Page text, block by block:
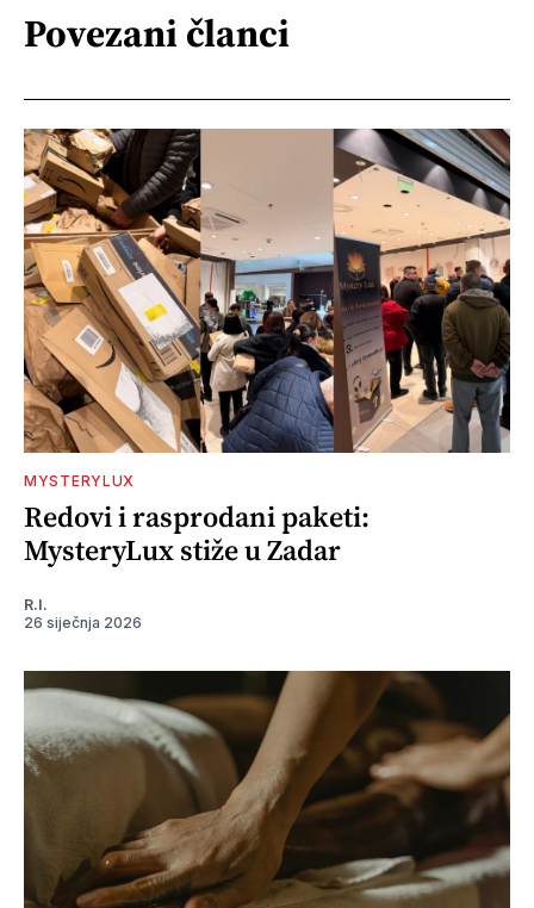
Povezani članci
MYSTERYLUX
Redovi i rasprodani paketi:
MysteryLux stiže u Zadar
R.I.
26 siječnja 2026